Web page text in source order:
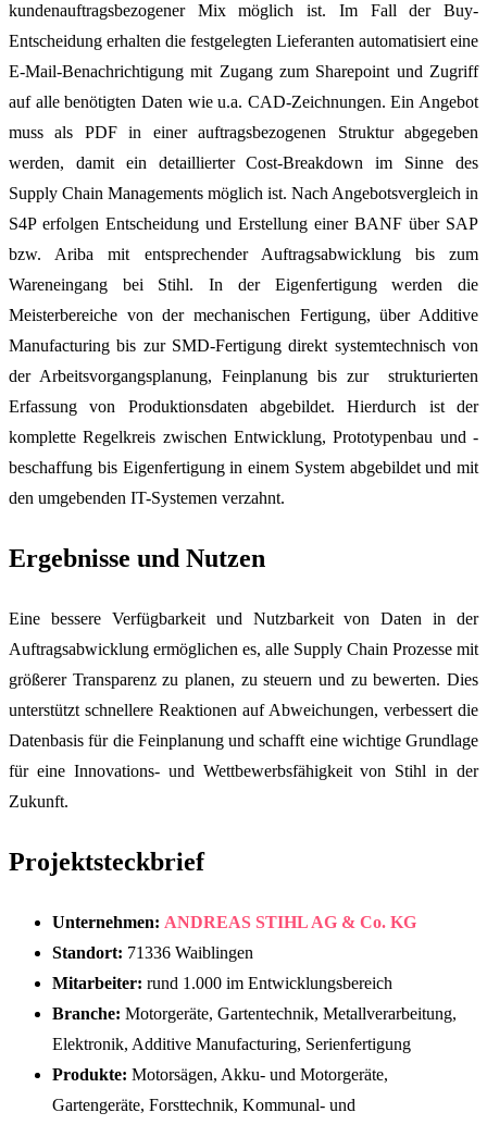
kundenauftragsbezogener Mix möglich ist. Im Fall der Buy-
Entscheidung erhalten die festgelegten Lieferanten automatisiert eine
E-Mail-Benachrichtigung mit Zugang zum Sharepoint und Zugriff
auf alle benötigten Daten wie u.a. CAD-Zeichnungen. Ein Angebot
muss als PDF in einer auftragsbezogenen Struktur abgegeben
werden, damit ein detaillierter Cost-Breakdown im Sinne des
Supply Chain Managements möglich ist. Nach Angebotsvergleich in
S4P erfolgen Entscheidung und Erstellung einer BANF über SAP
bzw. Ariba mit entsprechender Auftragsabwicklung bis zum
Wareneingang bei Stihl. In der Eigenfertigung werden die
Meisterbereiche von der mechanischen Fertigung, über Additive
Manufacturing bis zur SMD-Fertigung direkt systemtechnisch von
der Arbeitsvorgangsplanung, Feinplanung bis zur strukturierten
Erfassung von Produktionsdaten abgebildet. Hierdurch ist der
komplette Regelkreis zwischen Entwicklung, Prototypenbau und -
beschaffung bis Eigenfertigung in einem System abgebildet und mit
den umgebenden IT-Systemen verzahnt.
Ergebnisse und Nutzen
Eine bessere Verfügbarkeit und Nutzbarkeit von Daten in der
Auftragsabwicklung ermöglichen es, alle Supply Chain Prozesse mit
größerer Transparenz zu planen, zu steuern und zu bewerten. Dies
unterstützt schnellere Reaktionen auf Abweichungen, verbessert die
Datenbasis für die Feinplanung und schafft eine wichtige Grundlage
für eine Innovations- und Wettbewerbsfähigkeit von Stihl in der
Zukunft.
Projektsteckbrief
Unternehmen: ANDREAS STIHL AG & Co. KG
Standort: 71336 Waiblingen
Mitarbeiter: rund 1.000 im Entwicklungsbereich
Branche: Motorgeräte, Gartentechnik, Metallverarbeitung,
Elektronik, Additive Manufacturing, Serienfertigung
Produkte: Motorsägen, Akku- und Motorgeräte,
Gartengeräte, Forsttechnik, Kommunal- und